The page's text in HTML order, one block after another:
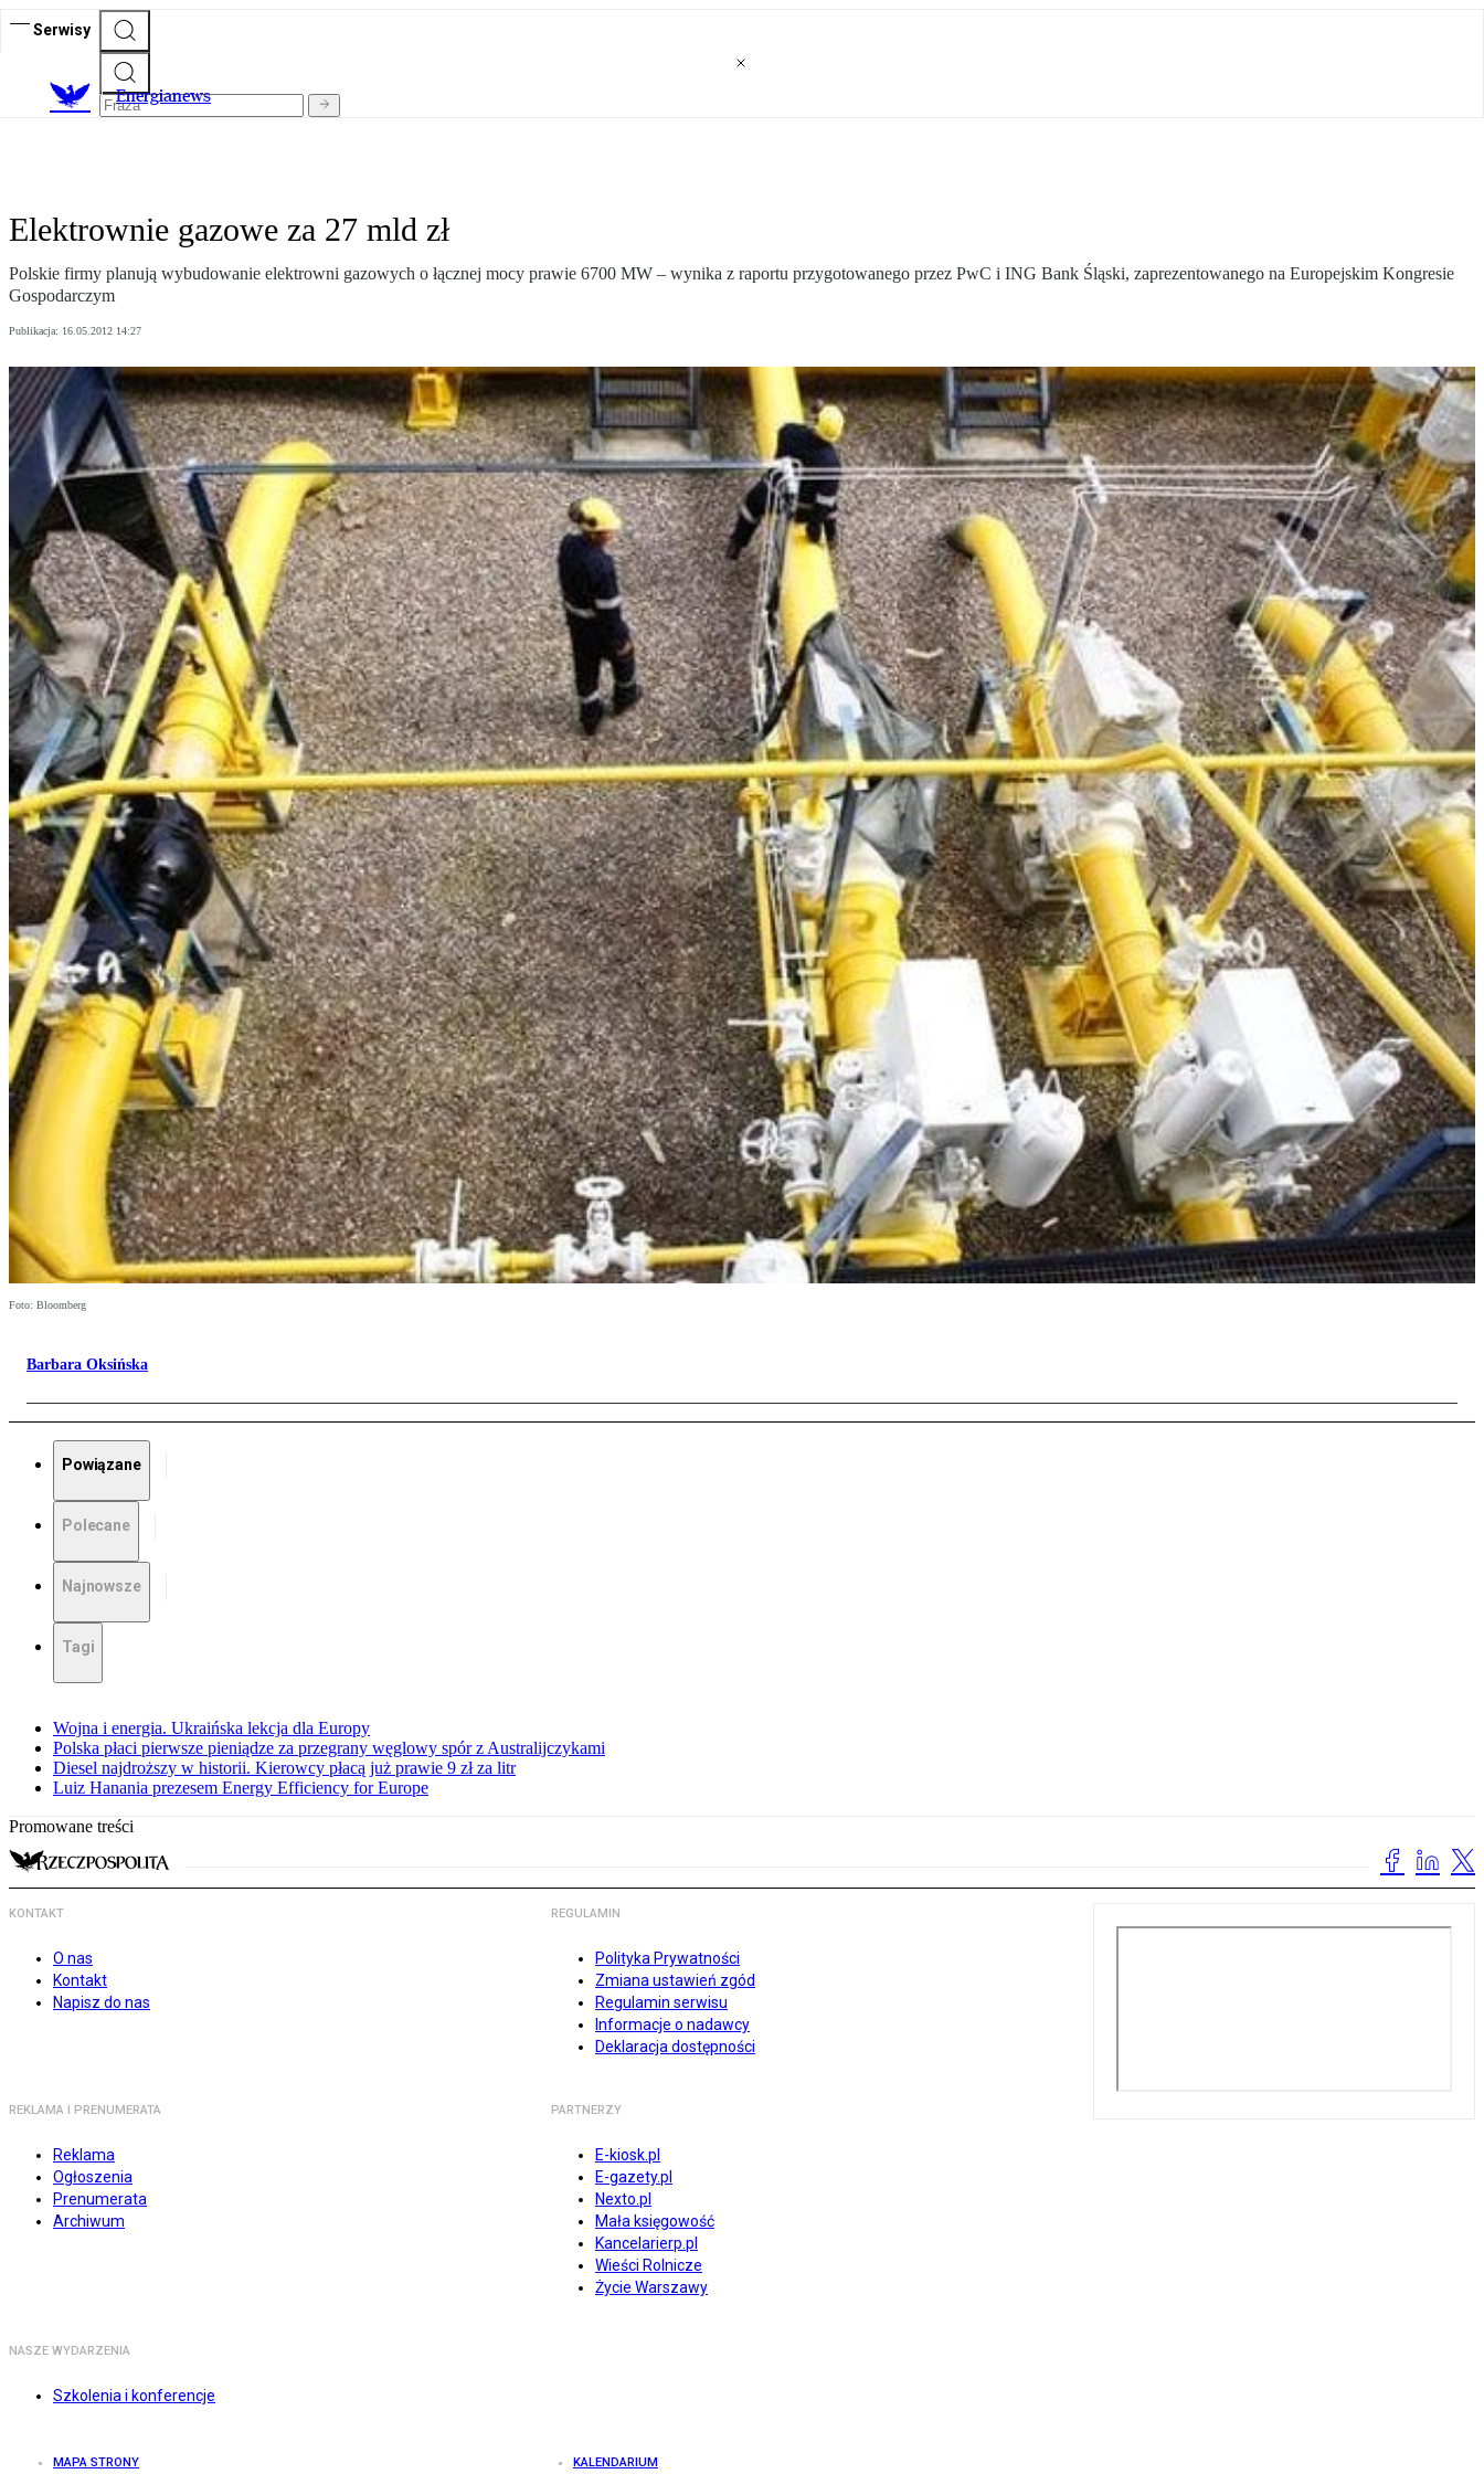
Serwisy
Energianews
Elektrownie gazowe za 27 mld zł
Polskie firmy planują wybudowanie elektrowni gazowych o łącznej mocy prawie 6700 MW – wynika z raportu przygotowanego przez PwC i ING Bank Śląski, zaprezentowanego na Europejskim Kongresie
Gospodarczym
Publikacja: 16.05.2012 14:27
Foto: Bloomberg
Barbara Oksińska
Powiązane
Polecane
Najnowsze
Tagi
Wojna i energia. Ukraińska lekcja dla Europy
Polska płaci pierwsze pieniądze za przegrany węglowy spór z Australijczykami
Diesel najdroższy w historii. Kierowcy płacą już prawie 9 zł za litr
Luiz Hanania prezesem Energy Efficiency for Europe
Promowane treści
KONTAKT
O nas
Kontakt
Napisz do nas
REGULAMIN
Polityka Prywatności
Zmiana ustawień zgód
Regulamin serwisu
Informacje o nadawcy
Deklaracja dostępności
REKLAMA I PRENUMERATA
Reklama
Ogłoszenia
Prenumerata
Archiwum
PARTNERZY
E-kiosk.pl
E-gazety.pl
Nexto.pl
Mała księgowość
Kancelarierp.pl
Wieści Rolnicze
Życie Warszawy
NASZE WYDARZENIA
Szkolenia i konferencje
MAPA STRONY KALENDARIUM